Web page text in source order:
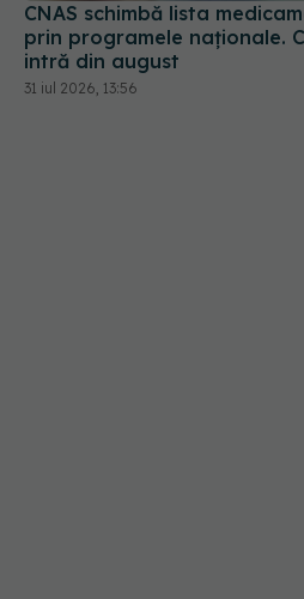
CNAS schimbă lista
prin programele naționale.
intră din august
31 iul 2026, 13:56